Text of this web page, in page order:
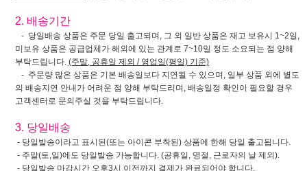
2. 배송기간
- 당일배송 상품은 주문 당일 출고되며, 그 외 일반 상품은 재고 보유시 1~2일,
미보유 상품은 공급업체가 해외에 있는 관계로 7~10일 정도 소요되는 점 양해
부탁드립니다. (주말, 공휴일 제외 / 영업일(평일) 기준)
- 주문량 많은 상품은 기본 배송일보다 지연될 수 있으며, 일부 상품 외에 별도
의 배송지연 안내가 어려운 점 양해 부탁드리며, 배송일정 확인이 필요할 경우
고객센터로 문의주실 것을 부탁드립니다.
3. 당일배송
- 당일발송이라고 표시된(또는 아이콘 부착된) 상품에 한해 당일 출고됩니다.
- 주말(토,일)에도 당일발송 가능합니다. (공휴일, 명절, 근로자의 날 제외).
- 당일발송 마감시간 오후3시 이전까지 결제가 완료되어야 합니다.